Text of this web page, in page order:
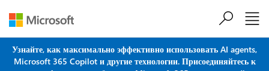
Перейти к основному содержанию
Узнайте, как максимально эффективно использовать AI agents,
Microsoft 365 Copilot и другие технологии. Присоединяйтесь к